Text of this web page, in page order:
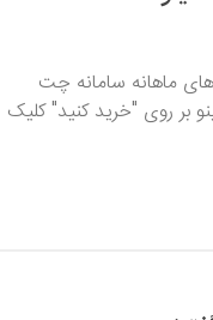
از %20 تخفیف بسته‌های ماهانه سامانه چت
بر روی "خرید کنید" کلیک